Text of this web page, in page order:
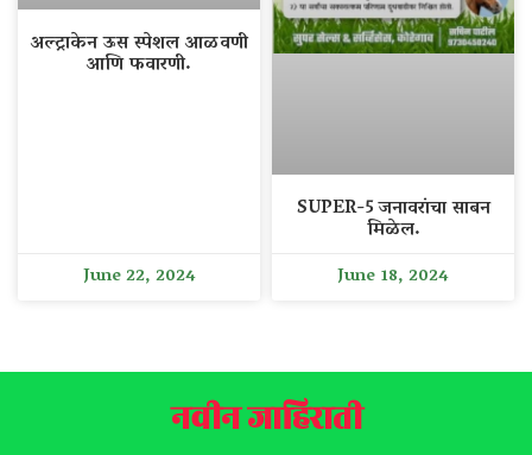
अल्ट्राकेन ऊस स्पेशल आळवणी
आणि फवारणी.
June 22, 2024
SUPER-5 जनावरांचा साबन
मिळेल.
June 18, 2024
नवीन जाहिराती